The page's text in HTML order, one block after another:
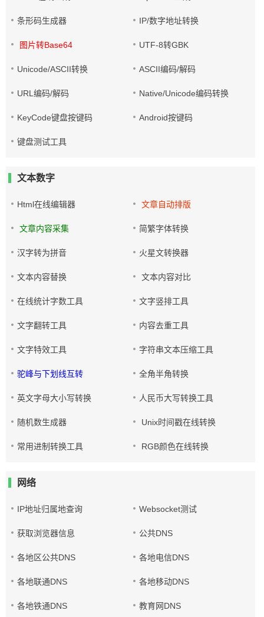
条形码生成器 IP/数字地址转换
图片转Base64 UTF-8转GBK
Unicode/ASCII转换 ASCII编码/解码
URL编码/解码 Native/Unicode编码转换
KeyCode键盘按键码 Android按键码
键盘测试工具
文本数字
Html在线编辑器 文章自动排版
文章内容采集 简繁字体转换
汉字转为拼音 火星文转换器
文本内容替换 文本内容对比
在线统计字数工具 文字竖排工具
文字翻转工具 内容去重工具
文字特效工具 字符串文本压缩工具
驼峰与下划线互转 全角半角转换
英文字母大小写转换 人民币大写转换工具
随机数生成器 Unix时间戳在线转换
常用进制转换工具 RGB颜色在线转换
网络
IP地址归属地查询 Websocket测试
获取浏览器信息 公共DNS
各地区公共DNS 各地电信DNS
各地联通DNS 各地移动DNS
各地铁通DNS 教育网DNS